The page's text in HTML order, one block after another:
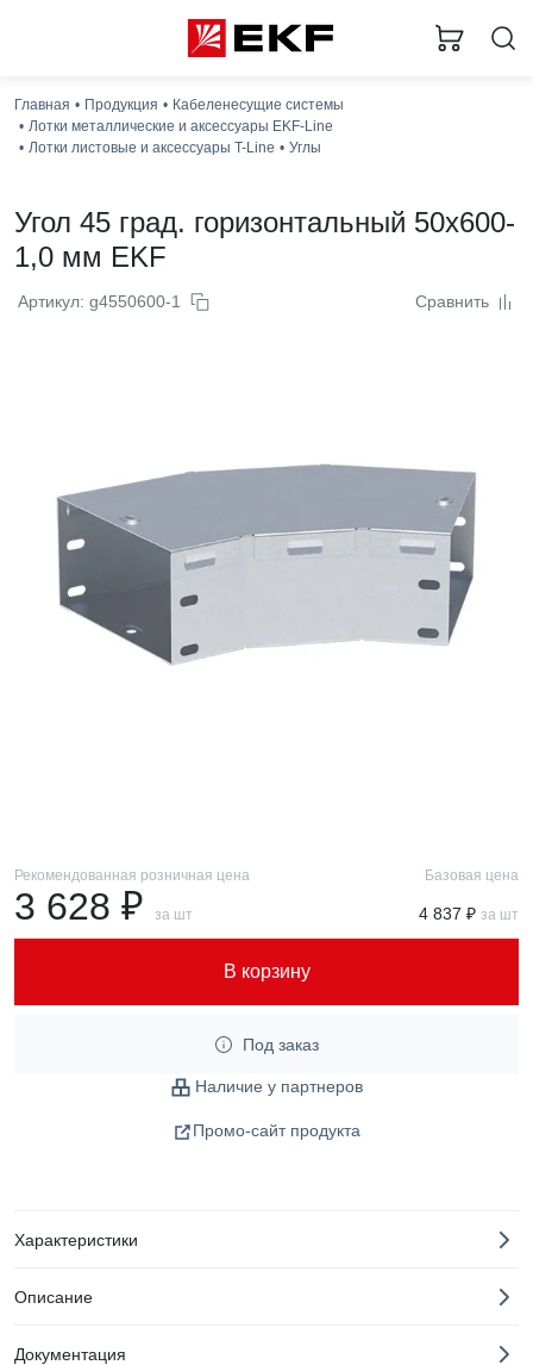
Главная Продукция
Кабеленесущие системы
Лотки металлические и аксессуары EKF-Line
Лотки листовые и аксессуары T-Line
Углы
Угол 45 град. горизонтальный 50x600-
1,0 мм EKF
Артикул: g4550600-1 Сравнить
Рекомендованная розничная цена
3 628 ₽ за шт
Базовая цена
4 837 ₽ за шт
В корзину
Под заказ
Наличие у партнеров
Промо-сайт продукта
Характеристики
Описание
Документация